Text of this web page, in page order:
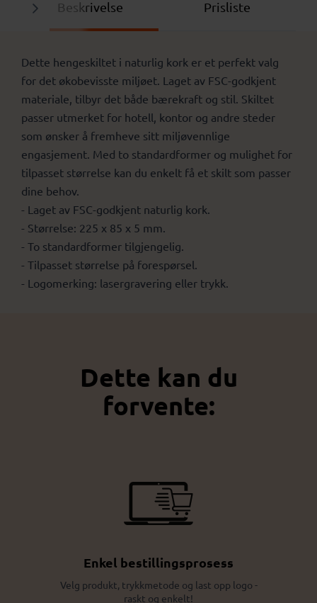
Beskrivelse Prisliste
Dette hengeskiltet i naturlig kork er et perfekt valg
for det økobevisste miljøet. Laget av FSC-godkjent
materiale, tilbyr det både bærekraft og stil. Skiltet
passer utmerket for hotell, kontor og andre steder
som ønsker å fremheve sitt miljøvennlige
engasjement. Med to standardformer og mulighet for
tilpasset størrelse kan du enkelt få et skilt som passer
dine behov.
- Laget av FSC-godkjent naturlig kork.
- Størrelse: 225 x 85 x 5 mm.
- To standardformer tilgjengelig.
- Tilpasset størrelse på forespørsel.
- Logomerking: lasergravering eller trykk.
Dette kan du
forvente:
Enkel bestillingsprosess
Velg produkt, trykkmetode og last opp logo -
raskt og enkelt!